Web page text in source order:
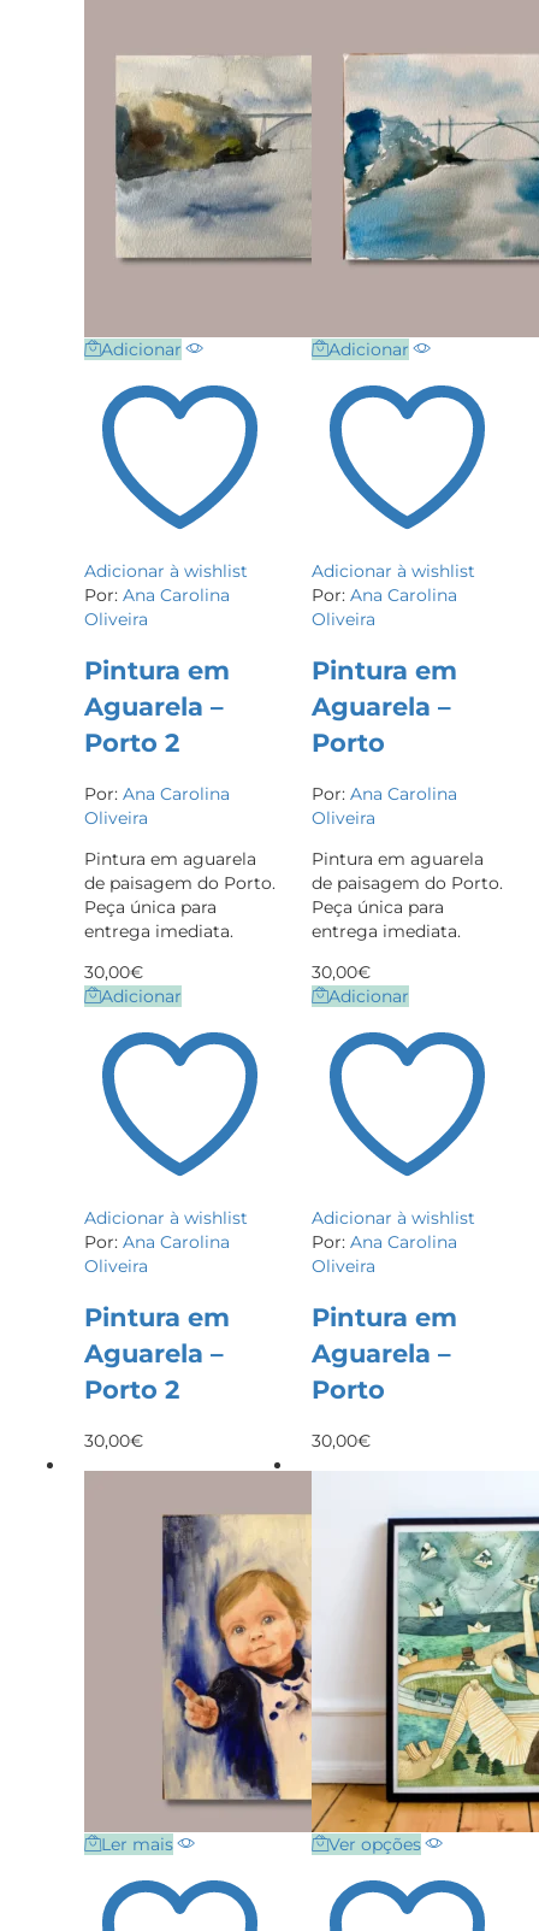
Adicionar
Adicionar à wishlist
Por: Ana Carolina
Oliveira
Pintura em
Aguarela –
Porto 2
Por: Ana Carolina
Oliveira
Pintura em aguarela
de paisagem do Porto.
Peça única para
entrega imediata.
30,00€
Adicionar
Adicionar à wishlist
Por: Ana Carolina
Oliveira
Pintura em
Aguarela –
Porto 2
30,00€
Adicionar
Adicionar à wishlist
Por: Ana Carolina
Oliveira
Pintura em
Aguarela –
Porto
Por: Ana Carolina
Oliveira
Pintura em aguarela
de paisagem do Porto.
Peça única para
entrega imediata.
30,00€
Adicionar
Adicionar à wishlist
Por: Ana Carolina
Oliveira
Pintura em
Aguarela –
Porto
30,00€
Ler mais Ver opções